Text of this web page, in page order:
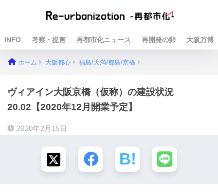
INFO 考察・提言 再都市化ニュース 再開発の卵 大阪万博
ホーム 大阪都心 福島/天満/都島/京橋
ヴィアイン大阪京橋（仮称）の建設状況
20.02【2020年12月開業予定】
2020年2月15日